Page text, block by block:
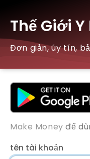
Thế Giới Y
Đơn giản, úy tín,
Make Money để
tên tài khoản